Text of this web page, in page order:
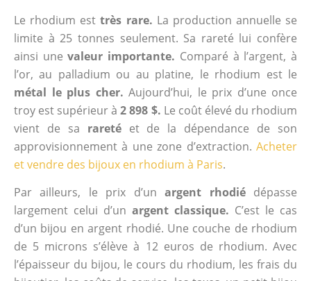
Le rhodium esttrès rare. La production annuelle se
limite à 25 tonnes seulement. Sa rareté lui confère
ainsi unevaleur importante. Comparé à l’argent, à
l’or, au palladium ou au platine, le rhodium est le
métal le plus cher. Aujourd’hui, le prix d’une once
troy est supérieur à2 898 $. Le coût élevé du rhodium
vient de sa raretéet de la dépendance de son
approvisionnement à une zone d’extraction. Acheter
et vendre des bijoux en rhodium à Paris.
Par ailleurs, le prix d’unargent rhodiédépasse
largement celui d’un argent classique. C’est le cas
d’un bijou en argent rhodié. Une couche de rhodium
de 5 microns s’élève à 12 euros de rhodium. Avec
l’épaisseur du bijou, le cours du rhodium, les frais du